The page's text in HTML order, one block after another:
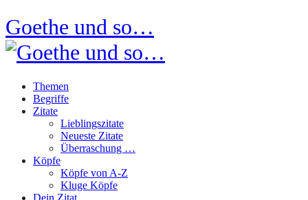
Goethe und so…
Themen
Begriffe
Zitate
Lieblingszitate
Neueste Zitate
Überraschung …
Köpfe
Köpfe von A-Z
Kluge Köpfe
Dein Zitat